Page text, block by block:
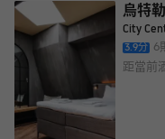
供您選擇，可以喝一杯，
為：週一至週五 07:00 至
設施包括24 小時商務中心
酒店的活動設施包括會議
車。 有 146 間客房提供
的舒適。提供有線電視，
淋浴的私人浴室提供免費
以及保險箱和書桌。
烏特
City
3.9分 6
距當前